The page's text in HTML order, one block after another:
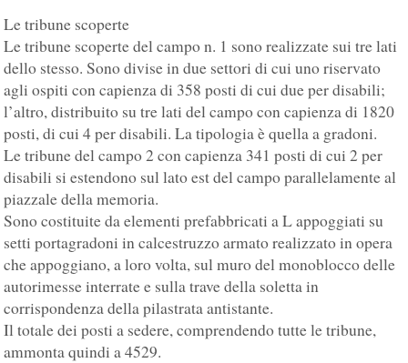
Le tribune scoperte
Le tribune scoperte del campo n. 1 sono realizzate sui tre lati
dello stesso. Sono divise in due settori di cui uno riservato
agli ospiti con capienza di 358 posti di cui due per disabili;
l’altro, distribuito su tre lati del campo con capienza di 1820
posti, di cui 4 per disabili. La tipologia è quella a gradoni.
Le tribune del campo 2 con capienza 341 posti di cui 2 per
disabili si estendono sul lato est del campo parallelamente al
piazzale della memoria.
Sono costituite da elementi prefabbricati a L appoggiati su
setti portagradoni in calcestruzzo armato realizzato in opera
che appoggiano, a loro volta, sul muro del monoblocco delle
autorimesse interrate e sulla trave della soletta in
corrispondenza della pilastrata antistante.
Il totale dei posti a sedere, comprendendo tutte le tribune,
ammonta quindi a 4529.